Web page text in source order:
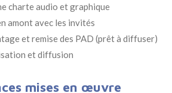
charte audio et graphique
amont avec les invités
et remise des PAD (prêt à diffuser)
et diffusion
mises en œuvre